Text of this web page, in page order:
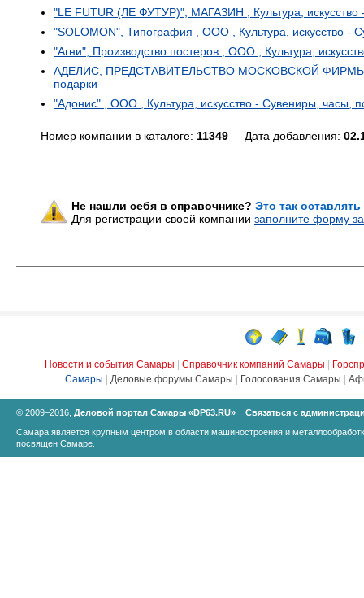
"LE FUTUR (ЛЕ ФУТУР)", МАГАЗИН , Культура, искусство
"SOLOMON", Типография , ООО , Культура, искусство -
"Агни", Производство постеров , ООО , Культура,
АДЕЛИС, ПРЕДСТАВИТЕЛЬСТВО МОСКОВСКОЙ ФИРМЫ ,
подарки
"Адонис" , ООО , Культура, искусство - Сувениры, часы,
Номер компании в каталоге: 11349 Дата добавления:
Не нашли себя в справочнике? Это так
Для регистрации своей компании заполните форму
Новости и события Самары Справочник компаний Самары
Самары
Деловые форумы Самары Голосования Самары
© 2009–2016, Деловой портал Самары «DP63.RU»
Связаться с
Самара является крупным центром в области машиностроения и
посвящен Самаре.